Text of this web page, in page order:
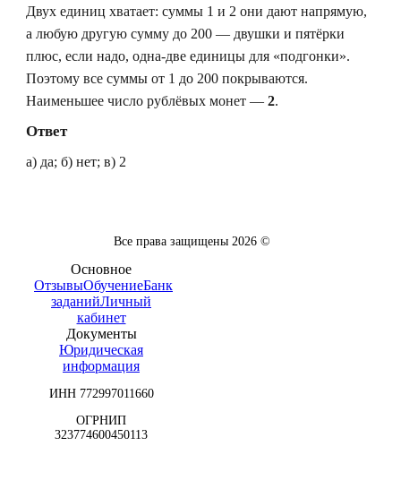
Двух единиц хватает: суммы 1 и 2 они дают напрямую,
а любую другую сумму до 200 — двушки и пятёрки
плюс, если надо, одна-две единицы для «подгонки».
Поэтому все суммы от 1 до 200 покрываются.
Наименьшее число рублёвых монет — 2.
Ответ
а) да; б) нет; в) 2
Все права защищены 2026 ©
Основное
ОтзывыОбучениеБанк
заданийЛичный
кабинет
Документы
Юридическая
информация
ИНН 772997011660
ОГРНИП
323774600450113